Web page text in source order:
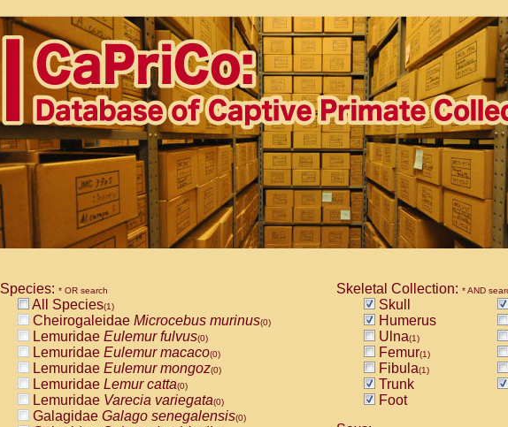
Species: * OR search
All Species(1)
Cheirogaleidae Microcebus murinus(0)
Lemuridae Eulemur fulvus(0)
Lemuridae Eulemur macaco(0)
Lemuridae Eulemur mongoz(0)
Lemuridae Lemur catta(0)
Lemuridae Varecia variegata(0)
Galagidae Galago senegalensis(0)
Skeletal Collection: * AND
Skull
Humerus
Ulna(1)
Femur(1)
Fibula(1)
Trunk
Foot